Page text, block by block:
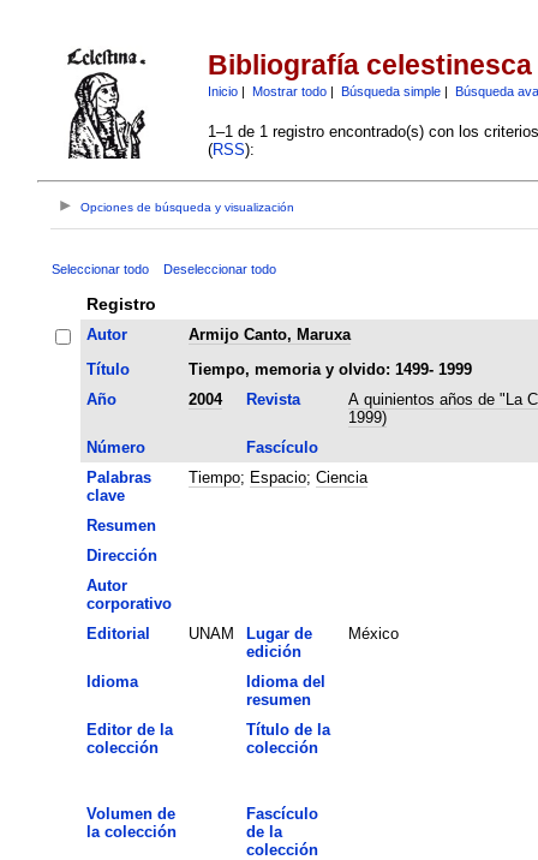
Bibliografía celestinesca
Inicio| Mostrar todo| Búsqueda simple| Búsqueda
1–1 de 1 registro encontrado(s) con los
(RSS):
Opciones de búsqueda y visualización
Seleccionar todo Deseleccionar todo
Registro
Autor
Armijo Canto, Maruxa
Título
Tiempo, memoria y olvido: 1499- 1999
Año
2004 Revista
A quinientos años de "La
1999)
Número
Fascículo
Palabras
clave
Tiempo; Espacio; Ciencia
Resumen
Dirección
Autor
corporativo
Editorial
UNAM
Lugar de
edición
México
Idioma
Idioma del
resumen
Editor de la
colección
Título de la
colección
Volumen de
la colección
Fascículo
de la
colección